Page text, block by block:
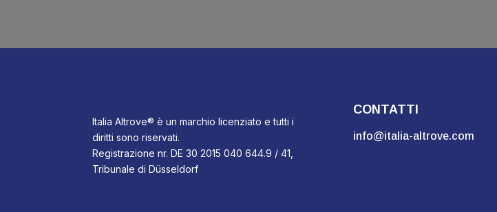
Italia Altrove® è un marchio licenziato e tutti i
diritti sono riservati.
Registrazione nr. DE 30 2015 040 644.9 / 41,
Tribunale di Düsseldorf
CONTATTI
info@italia-altrove.com